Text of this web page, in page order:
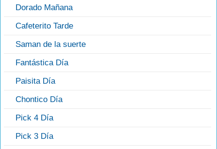
Dorado Mañana
Cafeterito Tarde
Saman de la suerte
Fantástica Día
Paisita Día
Chontico Día
Pick 4 Día
Pick 3 Día